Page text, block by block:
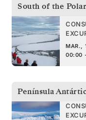
South of the
MAR.,
00:00
Península